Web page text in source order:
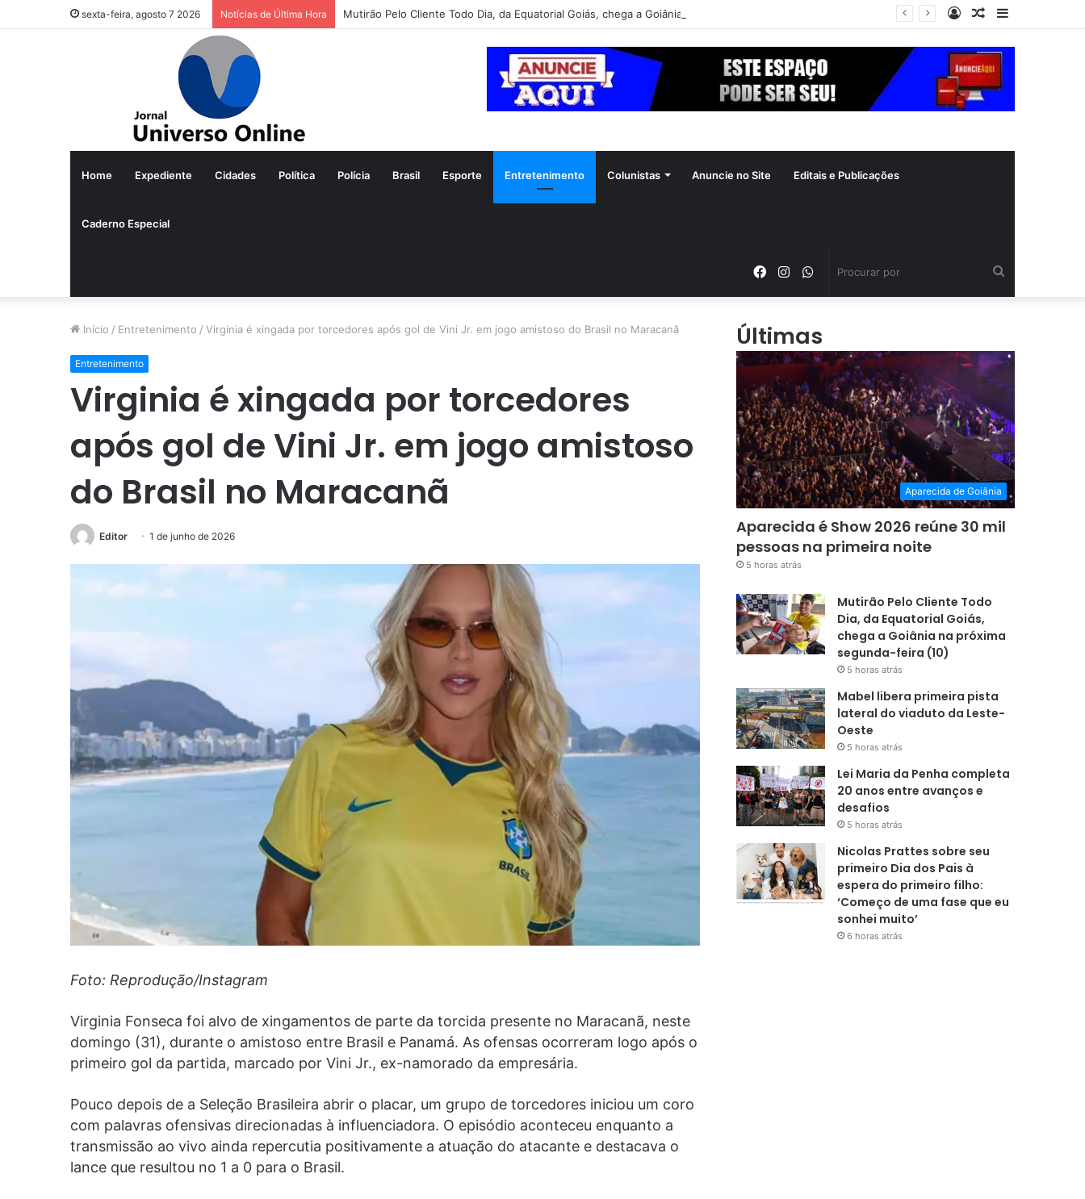
sexta-feira, agosto 7 2026 Notícias de Última Hora Mutirão Pelo Cliente Todo Dia, da Equatorial Goiás, chega a Goiânia na próxima segunda-feira (10)
Barra
Artigo
Entrar
Home Expediente Cidades Política Polícia Brasil Esporte Entretenimento Colunistas Anuncie no Site Editais e Publicações
Caderno Especial
WhatsApp
Instagram
Facebook
Início / Entretenimento / Virginia é xingada por torcedores após gol de Vini Jr. em jogo amistoso do Brasil no Maracanã
Entretenimento
Virginia é xingada por torcedores
após gol de Vini Jr. em jogo amistoso
do Brasil no Maracanã
Editor 1 de junho de 2026
Foto: Reprodução/Instagram
Virginia Fonseca foi alvo de xingamentos de parte da torcida presente no Maracanã, neste
domingo (31), durante o amistoso entre Brasil e Panamá. As ofensas ocorreram logo após o
primeiro gol da partida, marcado por Vini Jr., ex-namorado da empresária.
Pouco depois de a Seleção Brasileira abrir o placar, um grupo de torcedores iniciou um coro
com palavras ofensivas direcionadas à influenciadora. O episódio aconteceu enquanto a
transmissão ao vivo ainda repercutia positivamente a atuação do atacante e destacava o
lance que resultou no 1 a 0 para o Brasil.
Últimas
Aparecida de Goiânia
Aparecida é Show 2026 reúne 30 mil
pessoas na primeira noite
5 horas atrás
Mutirão Pelo Cliente Todo
Dia, da Equatorial Goiás,
chega a Goiânia na próxima
segunda-feira (10)
5 horas atrás
Mabel libera primeira pista
lateral do viaduto da Leste-
Oeste
5 horas atrás
Lei Maria da Penha completa
20 anos entre avanços e
desafios
5 horas atrás
Nicolas Prattes sobre seu
primeiro Dia dos Pais à
espera do primeiro filho:
‘Começo de uma fase que eu
sonhei muito’
6 horas atrás